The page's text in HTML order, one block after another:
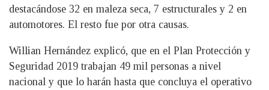
destacándose 32 en maleza seca, 7 estructurales y 2 en
automotores. El resto fue por otra causas.
Willian Hernández explicó, que en el Plan Protección y
Seguridad 2019 trabajan 49 mil personas a nivel
nacional y que lo harán hasta que concluya el operativo